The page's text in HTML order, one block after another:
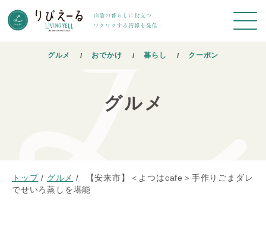
グルメ おでかけ 暮らし クーポン
グルメ
トップ / グルメ /
【安来市】＜よつはcafe＞手作りごまダレ
でせいろ蒸しを堪能